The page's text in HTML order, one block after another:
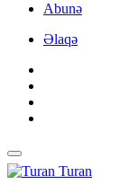
Abunə
Əlaqə
Turan